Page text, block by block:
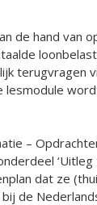
de hand van
terugvragen
lesmodule
–
dat ze
de